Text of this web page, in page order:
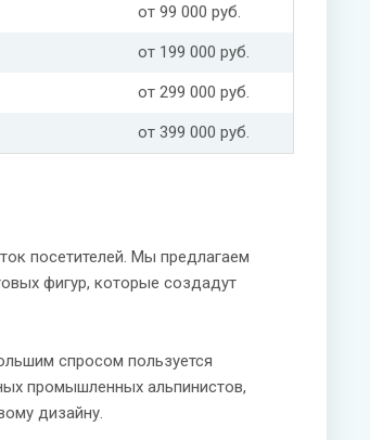
от 99 000 руб.
от 199 000 руб.
от 299 000 руб.
от 399 000 руб.
посетителей. Мы предлагаем
фигур, которые создадут
спросом пользуется
промышленных альпинистов,
дизайну.